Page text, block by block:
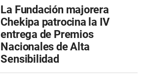
La Fundación majorera
Chekipa patrocina la IV
entrega de Premios
Nacionales de Alta
Sensibilidad